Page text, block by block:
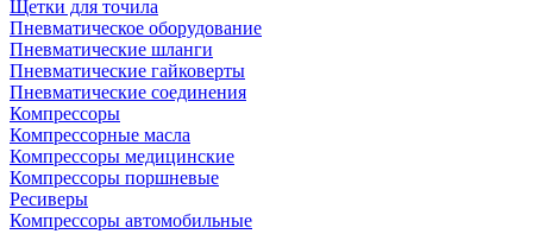
Щетки для точила
Пневматическое оборудование
Пневматические шланги
Пневматические гайковерты
Пневматические соединения
Компрессоры
Компрессорные масла
Компрессоры медицинские
Компрессоры поршневые
Ресиверы
Компрессоры автомобильные